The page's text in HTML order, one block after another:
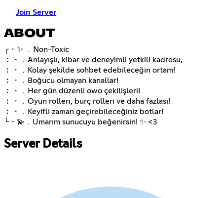
Join Server
ABOUT
╭・✨ ﹒Non-Toxic
︰・﹒Anlayışlı, kibar ve deneyimli yetkili kadrosu,
︰・﹒Kolay şekilde sohbet edebileceğin ortam!
︰・﹒Boğucu olmayan kanallar!
︰・﹒Her gün düzenli owo çekilişleri!
︰・﹒Oyun rolleri, burç rolleri ve daha fazlası!
︰・﹒Keyifli zaman geçirebileceğiniz botlar!
╰・💫﹒Umarım sunucuyu beğenirsin! ✨ <3
Server Details